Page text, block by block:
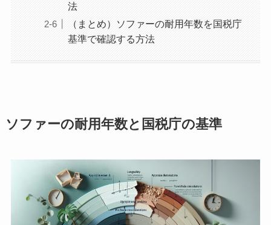
法
（まとめ）ソファーの耐用年数を国税庁
基準で確認する方法
ソファーの耐用年数と国税庁の基準